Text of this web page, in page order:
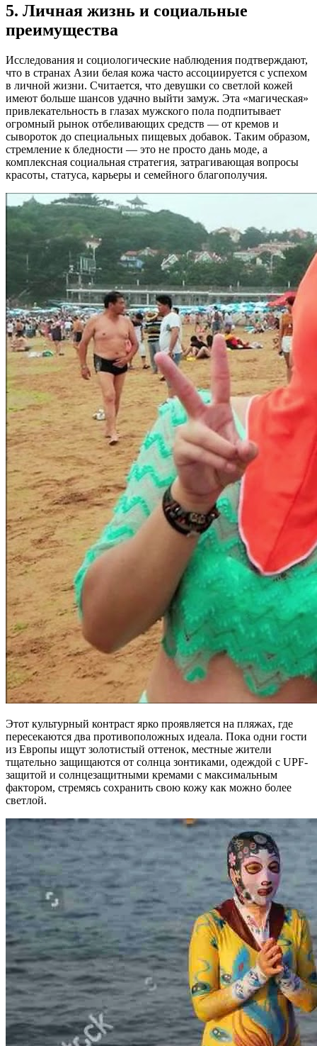
5. Личная жизнь и социальные
преимущества
Исследования и социологические наблюдения подтверждают,
что в странах Азии белая кожа часто ассоциируется с успехом
в личной жизни. Считается, что девушки со светлой кожей
имеют больше шансов удачно выйти замуж. Эта «магическая»
привлекательность в глазах мужского пола подпитывает
огромный рынок отбеливающих средств — от кремов и
сывороток до специальных пищевых добавок. Таким образом,
стремление к бледности — это не просто дань моде, а
комплексная социальная стратегия, затрагивающая вопросы
красоты, статуса, карьеры и семейного благополучия.
Этот культурный контраст ярко проявляется на пляжах, где
пересекаются два противоположных идеала. Пока одни гости
из Европы ищут золотистый оттенок, местные жители
тщательно защищаются от солнца зонтиками, одеждой с UPF-
защитой и солнцезащитными кремами с максимальным
фактором, стремясь сохранить свою кожу как можно более
светлой.